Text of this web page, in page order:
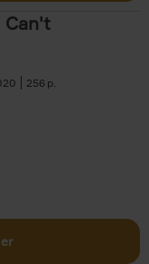
Can't
256